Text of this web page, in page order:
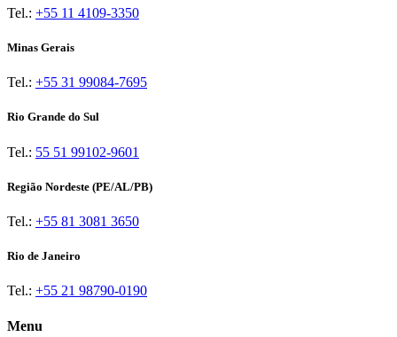
Tel.: +55 11 4109-3350
Minas Gerais
Tel.: +55 31 99084-7695
Rio Grande do Sul
Tel.: 55 51 99102-9601
Região Nordeste (PE/AL/PB)
Tel.: +55 81 3081 3650
Rio de Janeiro
Tel.: +55 21 98790-0190
Menu